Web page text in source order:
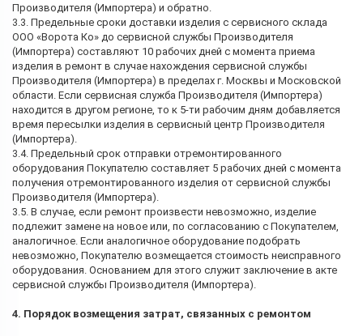
Производителя (Импортера) и обратно.
3.3. Предельные сроки доставки изделия с сервисного склада
ООО «Ворота Ко» до сервисной службы Производителя
(Импортера) составляют 10 рабочих дней с момента приема
изделия в ремонт в случае нахождения сервисной службы
Производителя (Импортера) в пределах г. Москвы и Московской
области. Если сервисная служба Производителя (Импортера)
находится в другом регионе, то к 5-ти рабочим дням добавляется
время пересылки изделия в сервисный центр Производителя
(Импортера).
3.4. Предельный срок отправки отремонтированного
оборудования Покупателю составляет 5 рабочих дней с момента
получения отремонтированного изделия от сервисной службы
Производителя (Импортера).
3.5. В случае, если ремонт произвести невозможно, изделие
подлежит замене на новое или, по согласованию с Покупателем,
аналогичное. Если аналогичное оборудование подобрать
невозможно, Покупателю возмещается стоимость неисправного
оборудования. Основанием для этого служит заключение в акте
сервисной службы Производителя (Импортера).
4. Порядок возмещения затрат, связанных с ремонтом